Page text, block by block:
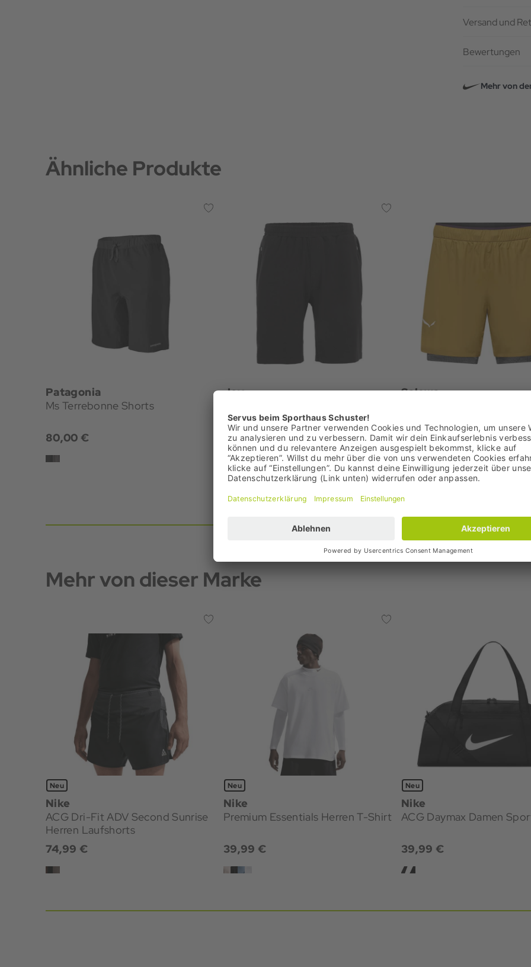
Versand und
Bewertungen
Mehr von
Ähnliche Produkte
Patagonia
Ms Terrebonne Shorts
80,00 €
Joy
49,99 €
Salewa
79,95 €
Bestpreis: 79,95 €
UVP: 100,00 €
Mehr von dieser Marke
Neu
Nike
ACG Dri-Fit ADV Second Sunrise
Herren Laufshorts
74,99 €
Neu
Nike
Premium Essentials Herren T-Shirt
39,99 €
Neu
Nike
ACG Daymax Damen
39,99 €